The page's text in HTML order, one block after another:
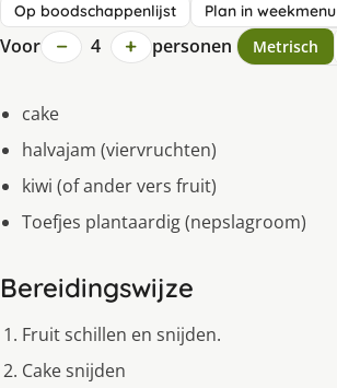
Op boodschappenlijst Plan in weekmenu
Voor − 4 + personen Metrisch
cake
halvajam (viervruchten)
kiwi (of ander vers fruit)
Toefjes plantaardig (nepslagroom)
Bereidingswijze
Fruit schillen en snijden.
Cake snijden